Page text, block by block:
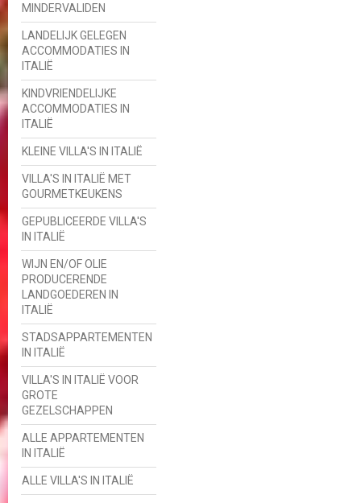
MINDERVALIDEN
LANDELIJK GELEGEN
ACCOMMODATIES IN
ITALIË
KINDVRIENDELIJKE
ACCOMMODATIES IN
ITALIË
KLEINE VILLA'S IN ITALIË
VILLA'S IN ITALIË MET
GOURMETKEUKENS
GEPUBLICEERDE VILLA'S
IN ITALIË
WIJN EN/OF OLIE
PRODUCERENDE
LANDGOEDEREN IN
ITALIË
STADSAPPARTEMENTEN
IN ITALIË
VILLA'S IN ITALIË VOOR
GROTE
GEZELSCHAPPEN
ALLE APPARTEMENTEN
IN ITALIË
ALLE VILLA'S IN ITALIË